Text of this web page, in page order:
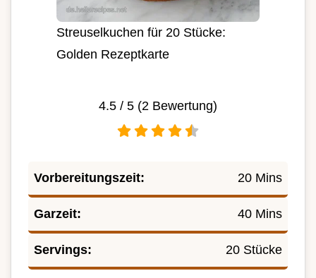
Streuselkuchen für 20 Stücke:
Golden Rezeptkarte
4.5 / 5 (2 Bewertung)
Vorbereitungszeit: 20 Mins
Garzeit: 40 Mins
Servings: 20 Stücke